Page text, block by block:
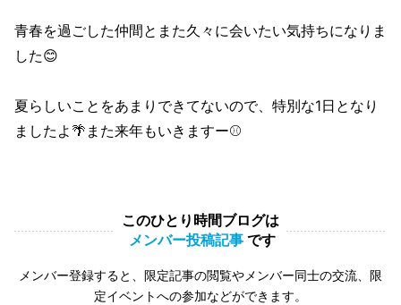
青春を過ごした仲間とまた久々に会いたい気持ちになりま
した😊
夏らしいことをあまりできてないので、特別な1日となり
ましたよ🌴また来年もいきますー⚾
このひとり時間ブログは
メンバー投稿記事 です
メンバー登録すると、限定記事の閲覧やメンバー同士の交流、限
定イベントへの参加などができます。